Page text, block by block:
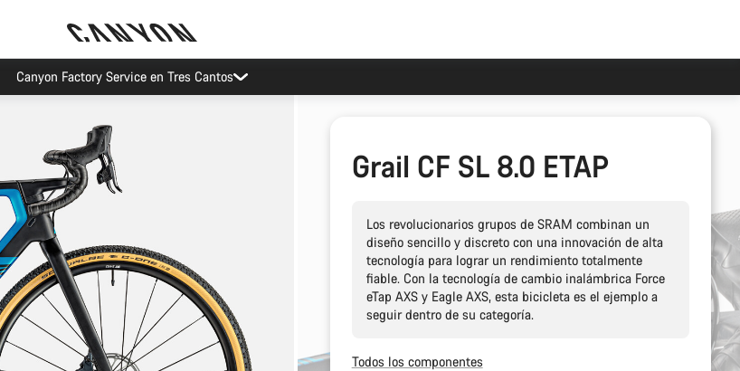
Canyon Factory Service en Tres Cantos
Grail CF SL 8.0 ETAP
Los revolucionarios grupos de SRAM combinan un
diseño sencillo y discreto con una innovación de alta
tecnología para lograr un rendimiento totalmente
fiable. Con la tecnología de cambio inalámbrica Force
eTap AXS y Eagle AXS, esta bicicleta es el ejemplo a
seguir dentro de su categoría.
Todos los componentes